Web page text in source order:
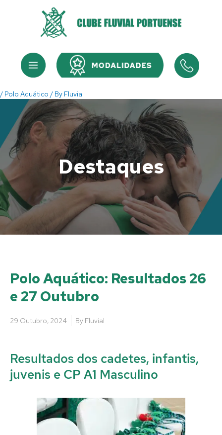
Menu Menu
/ Polo Aquático / By Fluvial
Destaques
Polo Aquático: Resultados 26
e 27 Outubro
29 Outubro, 2024 By Fluvial
Resultados dos cadetes, infantis,
juvenis e CP A1 Masculino